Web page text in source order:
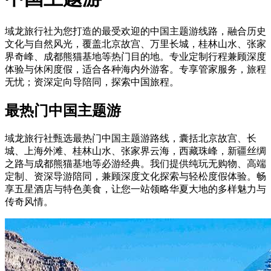
域龙旅行社为您打造的最受欢迎的中国主题游线路，融合历史
文化与自然风光，覆盖北京故宫、万里长城，桂林山水、张家
界奇峰、成都熊猫基地等热门目的地。专业定制行程兼顾深度
体验与休闲度假，适合各种海内外游客。专享管家服务，旅程
无忧；资深定向导陪同，探索中国旅程。
最热门中国主题游
域龙旅行社甄选最热门中国主题游路线，囊括北京故宫、长
城、上海外滩、桂林山水、张家界云海，西藏珠峰，新疆丝绸
之路与成都熊猫基地等必游经典。我们提供纯玩无购物、高端
定制、资深导游陪同，兼顾深度文化探索与轻松度假体验。畅
享五星酒店与特色美食，让您一站领略华夏大地的多样魅力与
传奇风情。